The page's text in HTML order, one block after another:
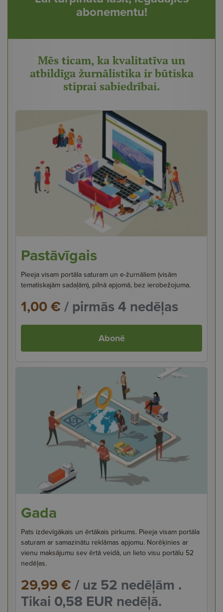
abonementu!
Mēs ticam, ka kvalitatīva un
atbildīga žurnālistika ir būtiska
stiprai sabiedrībai.
Pastāvīgais
Pieeja visam portāla saturam un e-žurnāliem (visām
tematiskajām sadaļām), pilnā apjomā, bez ierobežojuma.
1,00 €/ pirmās 4 nedēļas
Abonē
Gada
Pats izdevīgākais un ērtākais pirkums. Pieeja visam portāla
saturam ar samazinātu reklāmas apjomu. Norēķinies ar
vienu maksājumu sev ērtā veidā, un lieto visu portālu 52
nedēļas.
29,99 €/ uz 52 nedēļām .
Tikai 0,58 EUR nedēļā.